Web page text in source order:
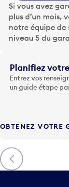
s
u
r
l
t
o
u
F
è
c
h
Si vous avez
plus d’un mois,
notre équipe de
niveau 5 du
Précédent
Planifiez
Entrez vos
un guide étape
OBTENEZ VOTRE